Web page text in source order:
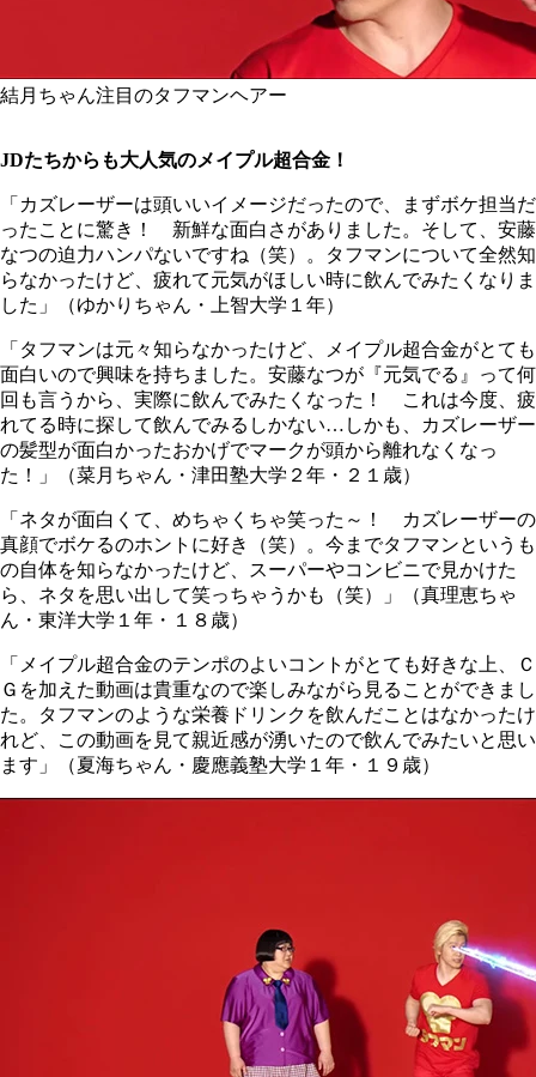
結月ちゃん注目のタフマンヘアー
JDたちからも大人気のメイプル超合金！
「カズレーザーは頭いいイメージだったので、まずボケ担当だ
ったことに驚き！ 新鮮な面白さがありました。そして、安藤
なつの迫力ハンパないですね（笑）。タフマンについて全然知
らなかったけど、疲れて元気がほしい時に飲んでみたくなりま
した」（ゆかりちゃん・上智大学１年）
「タフマンは元々知らなかったけど、メイプル超合金がとても
面白いので興味を持ちました。安藤なつが『元気でる』って何
回も言うから、実際に飲んでみたくなった！ これは今度、疲
れてる時に探して飲んでみるしかない…しかも、カズレーザー
の髪型が面白かったおかげでマークが頭から離れなくなっ
た！」（菜月ちゃん・津田塾大学２年・２１歳）
「ネタが面白くて、めちゃくちゃ笑った～！ カズレーザーの
真顔でボケるのホントに好き（笑）。今までタフマンというも
の自体を知らなかったけど、スーパーやコンビニで見かけた
ら、ネタを思い出して笑っちゃうかも（笑）」（真理恵ちゃ
ん・東洋大学１年・１８歳）
「メイプル超合金のテンポのよいコントがとても好きな上、Ｃ
Ｇを加えた動画は貴重なので楽しみながら見ることができまし
た。タフマンのような栄養ドリンクを飲んだことはなかったけ
れど、この動画を見て親近感が湧いたので飲んでみたいと思い
ます」（夏海ちゃん・慶應義塾大学１年・１９歳）